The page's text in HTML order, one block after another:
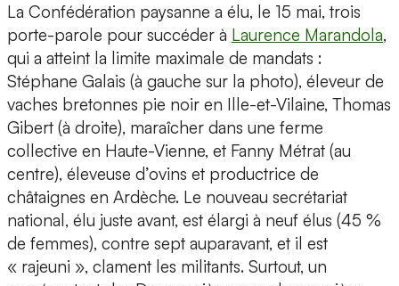
La Confédération paysanne a élu, le 15 mai, trois
porte-parole pour succéder à Laurence Marandola,
qui a atteint la limite maximale de mandats :
Stéphane Galais (à gauche sur la photo), éleveur de
vaches bretonnes pie noir en Ille-et-Vilaine, Thomas
Gibert (à droite), maraîcher dans une ferme
collective en Haute-Vienne, et Fanny Métrat (au
centre), éleveuse d’ovins et productrice de
châtaignes en Ardèche. Le nouveau secrétariat
national, élu juste avant, est élargi à neuf élus (45 %
de femmes), contre sept auparavant, et il est
« rajeuni », clament les militants. Surtout, un